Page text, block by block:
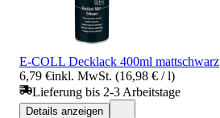
E-COLL Decklack 400ml mattschwarz
6,79 €inkl. MwSt. (16,98 € / l)
Lieferung bis 2-3 Arbeitstage
Details anzeigen